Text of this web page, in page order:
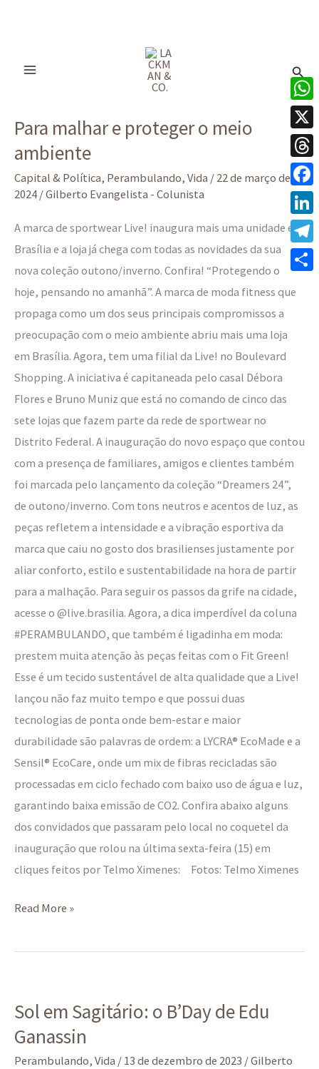
Para malhar e proteger o meio
ambiente
Capital & Política, Perambulando, Vida / 22 de março de
2024 /Gilberto Evangelista - Colunista
A marca de sportwear Live! inaugura mais uma unidade em
Brasília e a loja já chega com todas as novidades da sua
nova coleção outono/inverno. Confira! “Protegendo o
hoje, pensando no amanhã”. A marca de moda fitness que
propaga como um dos seus principais compromissos a
preocupação com o meio ambiente abriu mais uma loja
em Brasília. Agora, tem uma filial da Live! no Boulevard
Shopping. A iniciativa é capitaneada pelo casal Débora
Flores e Bruno Muniz que está no comando de cinco das
sete lojas que fazem parte da rede de sportwear no
Distrito Federal. A inauguração do novo espaço que contou
com a presença de familiares, amigos e clientes também
foi marcada pelo lançamento da coleção “Dreamers 24”,
de outono/inverno. Com tons neutros e acentos de luz, as
peças refletem a intensidade e a vibração esportiva da
marca que caiu no gosto dos brasilienses justamente por
aliar conforto, estilo e sustentabilidade na hora de partir
para a malhação. Para seguir os passos da grife na cidade,
acesse o @live.brasilia. Agora, a dica imperdível da coluna
#PERAMBULANDO, que também é ligadinha em moda:
prestem muita atenção às peças feitas com o Fit Green!
Esse é um tecido sustentável de alta qualidade que a Live!
lançou não faz muito tempo e que possui duas
tecnologias de ponta onde bem-estar e maior
durabilidade são palavras de ordem: a LYCRA® EcoMade e a
Sensil® EcoCare, onde um mix de fibras recicladas são
processadas em ciclo fechado com baixo uso de água e luz,
garantindo baixa emissão de CO2. Confira abaixo alguns
dos convidados que passaram pelo local no coquetel da
inauguração que rolou na última sexta-feira (15) em
cliques feitos por Telmo Ximenes: Fotos: Telmo Ximenes
malhar
e
proteger
o
ambiente
Read More »
Sol em Sagitário: o B’Day de Edu
Ganassin
Perambulando, Vida / 13 de dezembro de 2023 /Gilberto
em
Sagitário:
o
X